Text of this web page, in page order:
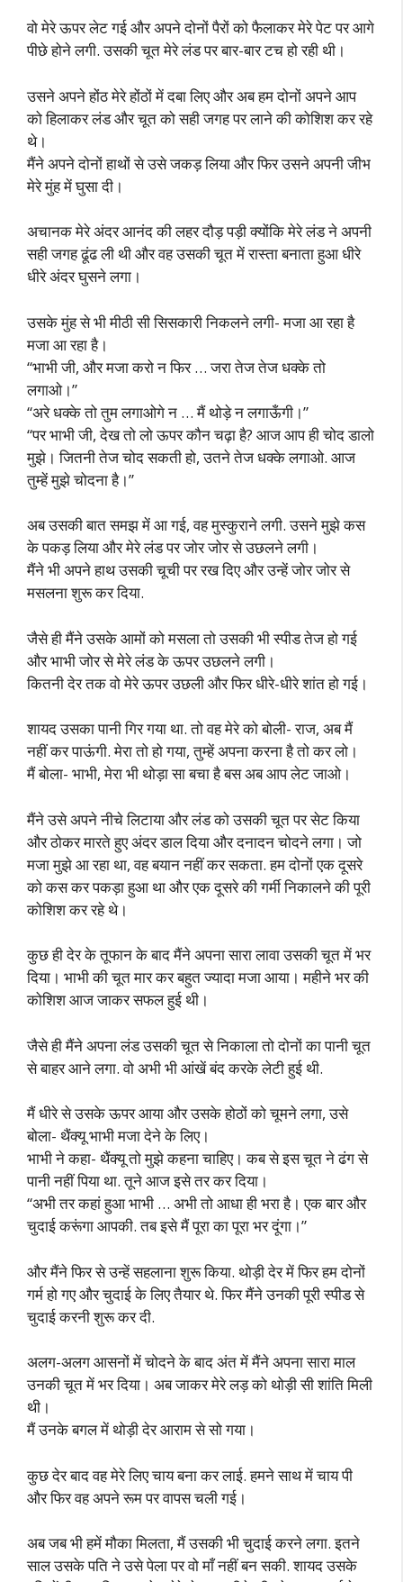
वो मेरे ऊपर लेट गई और अपने दोनों पैरों को फैलाकर मेरे पेट पर आगे
पीछे होने लगी. उसकी चूत मेरे लंड पर बार-बार टच हो रही थी।
उसने अपने होंठ मेरे होंठों में दबा लिए और अब हम दोनों अपने आप
को हिलाकर लंड और चूत को सही जगह पर लाने की कोशिश कर रहे
थे।
मैंने अपने दोनों हाथों से उसे जकड़ लिया और फिर उसने अपनी जीभ
मेरे मुंह में घुसा दी।
अचानक मेरे अंदर आनंद की लहर दौड़ पड़ी क्योंकि मेरे लंड ने अपनी
सही जगह ढूंढ ली थी और वह उसकी चूत में रास्ता बनाता हुआ धीरे
धीरे अंदर घुसने लगा।
उसके मुंह से भी मीठी सी सिसकारी निकलने लगी- मजा आ रहा है
मजा आ रहा है।
“भाभी जी, और मजा करो न फिर … जरा तेज तेज धक्के तो
लगाओ।”
“अरे धक्के तो तुम लगाओगे न … मैं थोड़े न लगाऊँगी।”
“पर भाभी जी, देख तो लो ऊपर कौन चढ़ा है? आज आप ही चोद डालो
मुझे। जितनी तेज चोद सकती हो, उतने तेज धक्के लगाओ. आज
तुम्हें मुझे चोदना है।”
अब उसकी बात समझ में आ गई, वह मुस्कुराने लगी. उसने मुझे कस
के पकड़ लिया और मेरे लंड पर जोर जोर से उछलने लगी।
मैंने भी अपने हाथ उसकी चूची पर रख दिए और उन्हें जोर जोर से
मसलना शुरू कर दिया.
जैसे ही मैंने उसके आमों को मसला तो उसकी भी स्पीड तेज हो गई
और भाभी जोर से मेरे लंड के ऊपर उछलने लगी।
कितनी देर तक वो मेरे ऊपर उछली और फिर धीरे-धीरे शांत हो गई।
शायद उसका पानी गिर गया था. तो वह मेरे को बोली- राज, अब मैं
नहीं कर पाऊंगी. मेरा तो हो गया, तुम्हें अपना करना है तो कर लो।
मैं बोला- भाभी, मेरा भी थोड़ा सा बचा है बस अब आप लेट जाओ।
मैंने उसे अपने नीचे लिटाया और लंड को उसकी चूत पर सेट किया
और ठोकर मारते हुए अंदर डाल दिया और दनादन चोदने लगा। जो
मजा मुझे आ रहा था, वह बयान नहीं कर सकता. हम दोनों एक दूसरे
को कस कर पकड़ा हुआ था और एक दूसरे की गर्मी निकालने की पूरी
कोशिश कर रहे थे।
कुछ ही देर के तूफान के बाद मैंने अपना सारा लावा उसकी चूत में भर
दिया। भाभी की चूत मार कर बहुत ज्यादा मजा आया। महीने भर की
कोशिश आज जाकर सफल हुई थी।
जैसे ही मैंने अपना लंड उसकी चूत से निकाला तो दोनों का पानी चूत
से बाहर आने लगा. वो अभी भी आंखें बंद करके लेटी हुई थी.
मैं धीरे से उसके ऊपर आया और उसके होठों को चूमने लगा, उसे
बोला- थैंक्यू भाभी मजा देने के लिए।
भाभी ने कहा- थैंक्यू तो मुझे कहना चाहिए। कब से इस चूत ने ढंग से
पानी नहीं पिया था. तूने आज इसे तर कर दिया।
“अभी तर कहां हुआ भाभी … अभी तो आधा ही भरा है। एक बार और
चुदाई करूंगा आपकी. तब इसे मैं पूरा का पूरा भर दूंगा।”
और मैंने फिर से उन्हें सहलाना शुरू किया. थोड़ी देर में फिर हम दोनों
गर्म हो गए और चुदाई के लिए तैयार थे. फिर मैंने उनकी पूरी स्पीड से
चुदाई करनी शुरू कर दी.
अलग-अलग आसनों में चोदने के बाद अंत में मैंने अपना सारा माल
उनकी चूत में भर दिया। अब जाकर मेरे लड़ को थोड़ी सी शांति मिली
थी।
मैं उनके बगल में थोड़ी देर आराम से सो गया।
कुछ देर बाद वह मेरे लिए चाय बना कर लाई. हमने साथ में चाय पी
और फिर वह अपने रूम पर वापस चली गई।
अब जब भी हमें मौका मिलता, मैं उसकी भी चुदाई करने लगा. इतने
साल उसके पति ने उसे पेला पर वो माँ नहीं बन सकी. शायद उसके